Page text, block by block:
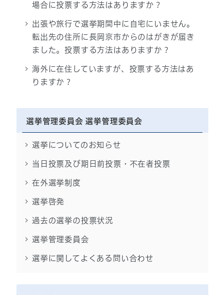
場合に投票する方法はありますか？
出張や旅行で選挙期間中に自宅にいません。
転出先の住所に長岡京市からのはがきが届き
ました。投票する方法はありますか？
海外に在住していますが、投票する方法はあ
りますか？
選挙管理委員会 選挙管理委員会
選挙についてのお知らせ
当日投票及び期日前投票・不在者投票
在外選挙制度
選挙啓発
過去の選挙の投票状況
選挙管理委員会
選挙に関してよくある問い合わせ